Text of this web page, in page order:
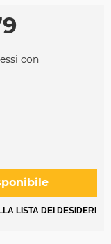
con
LISTA DEI DESIDERI